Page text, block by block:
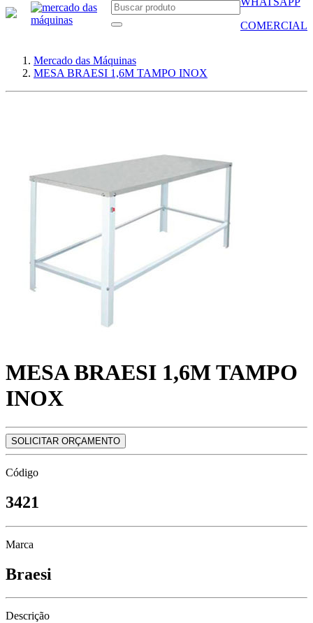
COMERCIAL
Mercado das Máquinas
MESA BRAESI 1,6M TAMPO INOX
MESA BRAESI 1,6M TAMPO
INOX
SOLICITAR ORÇAMENTO
Código
3421
Marca
Braesi
Descrição